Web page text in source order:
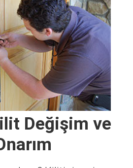
Değişim ve